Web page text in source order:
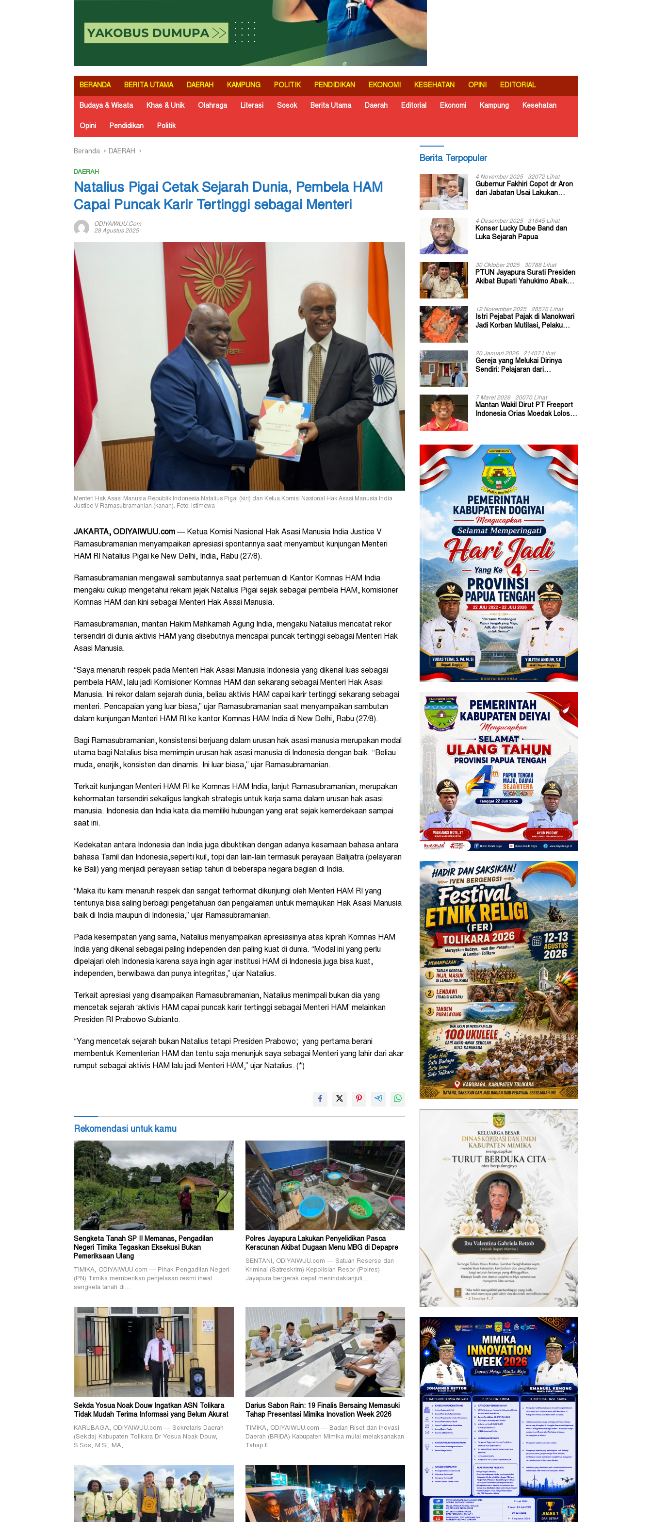
BERANDA BERITA UTAMA DAERAH KAMPUNG POLITIK PENDIDIKAN EKONOMI KESEHATAN OPINI EDITORIAL
Budaya & Wisata Khas & Unik Olahraga Literasi Sosok Berita Utama Daerah Editorial Ekonomi Kampung Kesehatan
Opini Pendidikan Politik
Beranda DAERAH
DAERAH
Natalius Pigai Cetak Sejarah Dunia, Pembela HAM
Capai Puncak Karir Tertinggi sebagai Menteri
ODIYAIWUU.com
28 Agustus 2025
Menteri Hak Asasi Manusia Republik Indonesia Natalius Pigai (kiri) dan Ketua Komisi Nasional Hak Asasi Manusia India
Justice V Ramasubramanian (kanan). Foto: Istimewa
JAKARTA, ODIYAIWUU.com — Ketua Komisi Nasional Hak Asasi Manusia India Justice V
Ramasubramanian menyampaikan apresiasi spontannya saat menyambut kunjungan Menteri
HAM RI Natalius Pigai ke New Delhi, India, Rabu (27/8).
Ramasubramanian mengawali sambutannya saat pertemuan di Kantor Komnas HAM India
mengaku cukup mengetahui rekam jejak Natalius Pigai sejak sebagai pembela HAM, komisioner
Komnas HAM dan kini sebagai Menteri Hak Asasi Manusia.
Ramasubramanian, mantan Hakim Mahkamah Agung India, mengaku Natalius mencatat rekor
tersendiri di dunia aktivis HAM yang disebutnya mencapai puncak tertinggi sebagai Menteri Hak
Asasi Manusia.
“Saya menaruh respek pada Menteri Hak Asasi Manusia Indonesia yang dikenal luas sebagai
pembela HAM, lalu jadi Komisioner Komnas HAM dan sekarang sebagai Menteri Hak Asasi
Manusia. Ini rekor dalam sejarah dunia, beliau aktivis HAM capai karir tertinggi sekarang sebagai
menteri. Pencapaian yang luar biasa,” ujar Ramasubramanian saat menyampaikan sambutan
dalam kunjungan Menteri HAM RI ke kantor Komnas HAM India di New Delhi, Rabu (27/8).
Bagi Ramasubramanian, konsistensi berjuang dalam urusan hak asasi manusia merupakan modal
utama bagi Natalius bisa memimpin urusan hak asasi manusia di Indonesia dengan baik. “Beliau
muda, enerjik, konsisten dan dinamis. Ini luar biasa,” ujar Ramasubramanian.
Terkait kunjungan Menteri HAM RI ke Komnas HAM India, lanjut Ramasubramanian, merupakan
kehormatan tersendiri sekaligus langkah strategis untuk kerja sama dalam urusan hak asasi
manusia. Indonesia dan India kata dia memiliki hubungan yang erat sejak kemerdekaan sampai
saat ini.
Kedekatan antara Indonesia dan India juga dibuktikan dengan adanya kesamaan bahasa antara
bahasa Tamil dan Indonesia,seperti kuil, topi dan lain-lain termasuk perayaan Balijatra (pelayaran
ke Bali) yang menjadi perayaan setiap tahun di beberapa negara bagian di India.
“Maka itu kami menaruh respek dan sangat terhormat dikunjungi oleh Menteri HAM RI yang
tentunya bisa saling berbagi pengetahuan dan pengalaman untuk memajukan Hak Asasi Manusia
baik di India maupun di Indonesia,” ujar Ramasubramanian.
Pada kesempatan yang sama, Natalius menyampaikan apresiasinya atas kiprah Komnas HAM
India yang dikenal sebagai paling independen dan paling kuat di dunia. “Modal ini yang perlu
dipelajari oleh Indonesia karena saya ingin agar institusi HAM di Indonesia juga bisa kuat,
independen, berwibawa dan punya integritas,” ujar Natalius.
Terkait apresiasi yang disampaikan Ramasubramanian, Natalius menimpali bukan dia yang
mencetak sejarah ‘aktivis HAM capai puncak karir tertinggi sebagai Menteri HAM’ melainkan
Presiden RI Prabowo Subianto.
“Yang mencetak sejarah bukan Natalius tetapi Presiden Prabowo; yang pertama berani
membentuk Kementerian HAM dan tentu saja menunjuk saya sebagai Menteri yang lahir dari akar
rumput sebagai aktivis HAM lalu jadi Menteri HAM,” ujar Natalius. (*)
Rekomendasi untuk kamu
Sengketa Tanah SP II Memanas, Pengadilan
Negeri Timika Tegaskan Eksekusi Bukan
Pemeriksaan Ulang
TIMIKA, ODIYAIWUU.com — Pihak Pengadilan Negeri
(PN) Timika memberikan penjelasan resmi ihwal
sengketa tanah di…
Polres Jayapura Lakukan Penyelidikan Pasca
Keracunan Akibat Dugaan Menu MBG di Depapre
SENTANI, ODIYAIWUU.com — Satuan Reserse dan
Kriminal (Satreskrim) Kepolisian Resor (Polres)
Jayapura bergerak cepat menindaklanjuti…
Sekda Yosua Noak Douw Ingatkan ASN Tolikara
Tidak Mudah Terima Informasi yang Belum Akurat
KARUBAGA, ODIYAIWUU.com — Sekretaris Daerah
(Sekda) Kabupaten Tolikara Dr Yosua Noak Douw,
S.Sos, M.Si, MA,…
Darius Sabon Rain: 19 Finalis Bersaing Memasuki
Tahap Presentasi Mimika Inovation Week 2026
TIMIKA, ODIYAIWUU.com — Badan Riset dan Inovasi
Daerah (BRIDA) Kabupaten Mimika mulai melaksanakan
Tahap II…
Berita Terpopuler
4 November 2025 32072 Lihat
Gubernur Fakhiri Copot dr Aron
dari Jabatan Usai Lakukan
4 Desember 2025 31645 Lihat
Konser Lucky Dube Band dan
Luka Sejarah Papua
30 Oktober 2025 30788 Lihat
PTUN Jayapura Surati Presiden
Akibat Bupati Yahukimo Abaikan
12 November 2025 28576 Lihat
Istri Pejabat Pajak di Manokwari
Jadi Korban Mutilasi, Pelaku
20 Januari 2026 21407 Lihat
Gereja yang Melukai Dirinya
Sendiri: Pelajaran dari
7 Maret 2026 20070 Lihat
Mantan Wakil Dirut PT Freeport
Indonesia Orias Moedak Lolos